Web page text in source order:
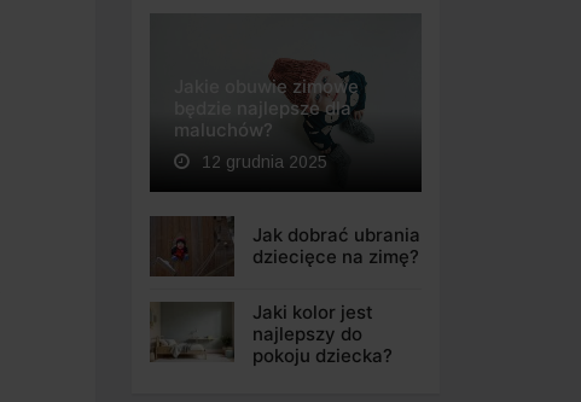
Jakie obuwie zimowe
będzie najlepsze dla
maluchów?
12 grudnia 2025
Jak dobrać ubrania
dziecięce na zimę?
Jaki kolor jest
najlepszy do
pokoju dziecka?